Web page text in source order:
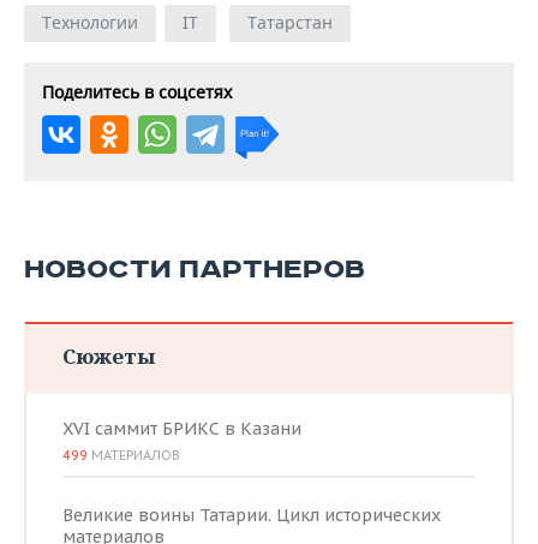
Технологии
IT Татарстан
Поделитесь в соцсетях
НОВОСТИ ПАРТНЕРОВ
Сюжеты
XVI саммит БРИКС в Казани
499 МАТЕРИАЛОВ
Великие воины Татарии. Цикл исторических
материалов